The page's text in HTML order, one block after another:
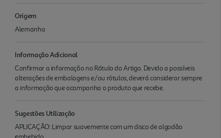
Origem
Alemanha
Informação Adicional
Confirmar a informação no Rótulo do Artigo. Devido a possíveis
alterações de embalagens e/ou rótulos, deverá considerar sempre
a informação que acompanha o produto que recebe.
Sugestões Utilização
APLICAÇÃO: Limpar suavemente com um disco de algodão